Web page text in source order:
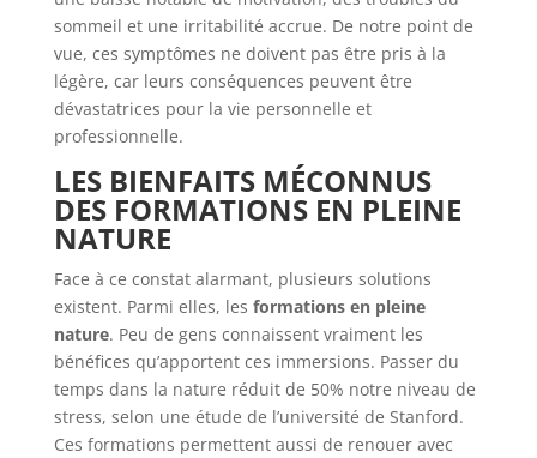
sommeil et une irritabilité accrue. De notre point de
vue, ces symptômes ne doivent pas être pris à la
légère, car leurs conséquences peuvent être
dévastatrices pour la vie personnelle et
professionnelle.
LES BIENFAITS MÉCONNUS
DES FORMATIONS EN PLEINE
NATURE
Face à ce constat alarmant, plusieurs solutions
existent. Parmi elles, les formations en pleine
nature. Peu de gens connaissent vraiment les
bénéfices qu’apportent ces immersions. Passer du
temps dans la nature réduit de 50% notre niveau de
stress, selon une étude de l’université de Stanford.
Ces formations permettent aussi de renouer avec